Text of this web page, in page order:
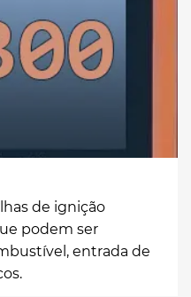
de ignição
podem ser
entrada de